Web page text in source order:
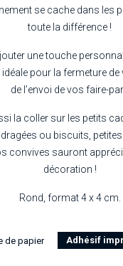
se cache dans les
toute la différence !
une touche
pour la fermeture
de l’envoi de vos faire-
la coller sur les petits
ou biscuits,
convives sauront
décoration !
Rond, format 4 x 4 cm.
de papier Adhésif